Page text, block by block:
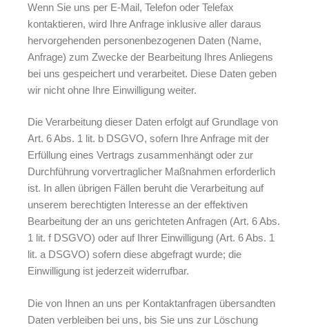
Wenn Sie uns per E-Mail, Telefon oder Telefax
kontaktieren, wird Ihre Anfrage inklusive aller daraus
hervorgehenden personenbezogenen Daten (Name,
Anfrage) zum Zwecke der Bearbeitung Ihres Anliegens
bei uns gespeichert und verarbeitet. Diese Daten geben
wir nicht ohne Ihre Einwilligung weiter.
Die Verarbeitung dieser Daten erfolgt auf Grundlage von
Art. 6 Abs. 1 lit. b DSGVO, sofern Ihre Anfrage mit der
Erfüllung eines Vertrags zusammenhängt oder zur
Durchführung vorvertraglicher Maßnahmen erforderlich
ist. In allen übrigen Fällen beruht die Verarbeitung auf
unserem berechtigten Interesse an der effektiven
Bearbeitung der an uns gerichteten Anfragen (Art. 6 Abs.
1 lit. f DSGVO) oder auf Ihrer Einwilligung (Art. 6 Abs. 1
lit. a DSGVO) sofern diese abgefragt wurde; die
Einwilligung ist jederzeit widerrufbar.
Die von Ihnen an uns per Kontaktanfragen übersandten
Daten verbleiben bei uns, bis Sie uns zur Löschung